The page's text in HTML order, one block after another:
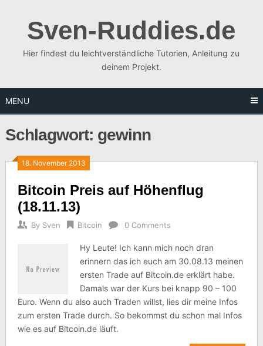
contentSven-Ruddies.de
Hier findest du leichtverständliche Tutorien, Anleitung zu
deinem Projekt.
MENU
Schlagwort: gewinn
18. November 2013
Bitcoin Preis auf Höhenflug
(18.11.13)
By Sven Bitcoin 0 Comments
Hy Leute! Ich kann mich noch dran
erinnern das ich euch am 30.08.13 meinen
ersten Trade auf Bitcoin.de erklärt habe.
Damals war der Kurs bei knapp 90 – 100
Euro. Wenn du also auch Traden willst, lies dir meine Infos
zum ersten Trade durch. So bekommst du schon mal Infos
wie es auf Bitcoin.de läuft.